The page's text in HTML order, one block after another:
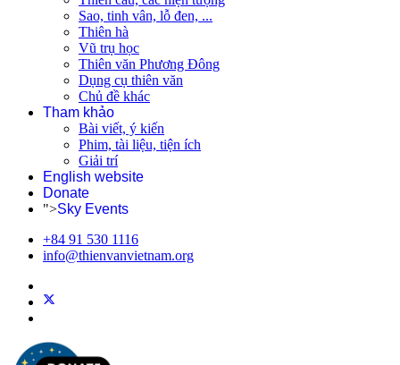
Sao, tinh vân, lỗ đen, ...
Thiên hà
Vũ trụ học
Thiên văn Phương Đông
Dụng cụ thiên văn
Chủ đề khác
Tham khảo
Bài viết, ý kiến
Phim, tài liệu, tiện ích
Giải trí
English website
Donate
">Sky Events
+84 91 530 1116
info@thienvanvietnam.org